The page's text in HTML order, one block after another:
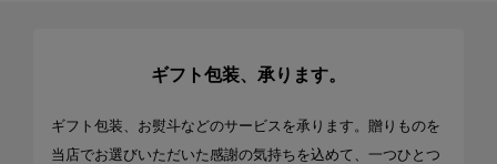
ギフト包装、承ります。
ギフト包装、お熨斗などのサービスを承ります。贈りものを
当店でお選びいただいた感謝の気持ちを込めて、一つひとつ